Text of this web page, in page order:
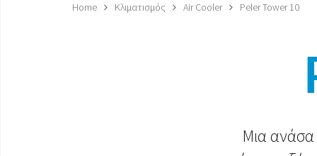
Home Κλιματισμός Air Cooler Peler Tower 10
Μια